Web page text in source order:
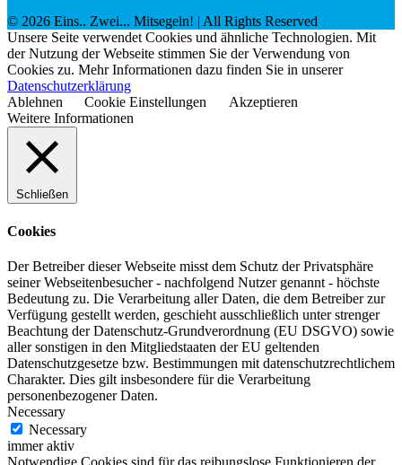
© 2026 Eins.. Zwei... Mitsegeln! | All Rights Reserved
Unsere Seite verwendet Cookies und ähnliche Technologien. Mit
der Nutzung der Webseite stimmen Sie der Verwendung von
Cookies zu. Mehr Informationen dazu finden Sie in unserer
Datenschutzerklärung
Ablehnen
Cookie Einstellungen
Akzeptieren
Weitere Informationen
Schließen
Cookies
Der Betreiber dieser Webseite misst dem Schutz der Privatsphäre
seiner Webseitenbesucher - nachfolgend Nutzer genannt - höchste
Bedeutung zu. Die Verarbeitung aller Daten, die dem Betreiber zur
Verfügung gestellt werden, geschieht ausschließlich unter strenger
Beachtung der Datenschutz-Grundverordnung (EU DSGVO) sowie
aller sonstigen in den Mitgliedstaaten der EU geltenden
Datenschutzgesetze bzw. Bestimmungen mit datenschutzrechtlichem
Charakter. Dies gilt insbesondere für die Verarbeitung
personenbezogener Daten.
Necessary
Necessary
immer aktiv
Notwendige Cookies sind für das reibungslose Funktionieren der